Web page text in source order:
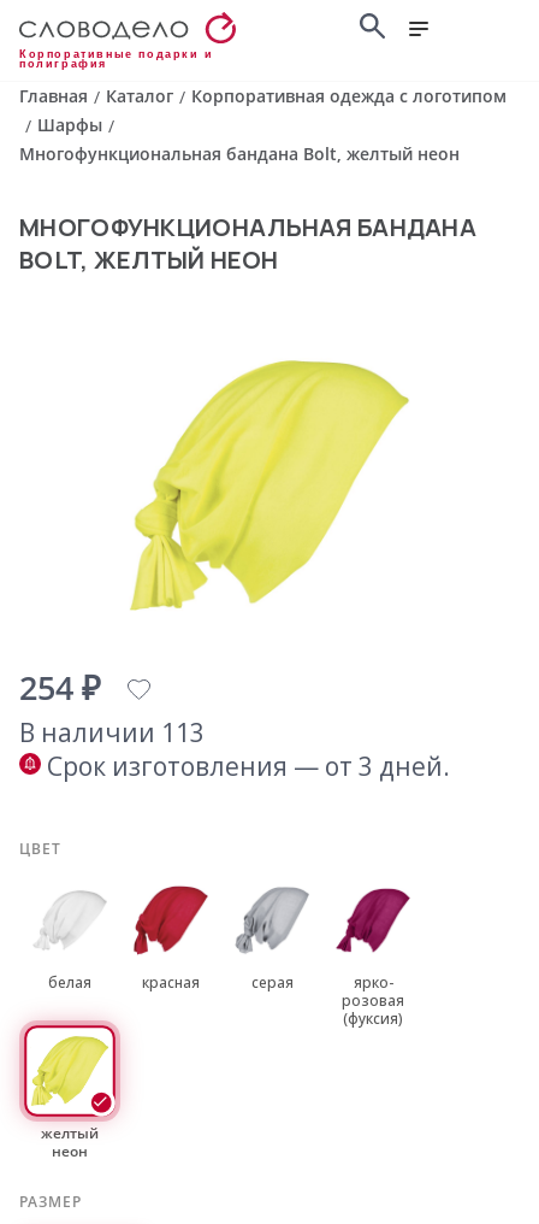
Корпоративные подарки и
полиграфия
Главная / Каталог / Корпоративная одежда с логотипом
/ Шарфы /
Многофункциональная бандана Bolt, желтый неон
МНОГОФУНКЦИОНАЛЬНАЯ БАНДАНА
BOLT, ЖЕЛТЫЙ НЕОН
254 ₽
В наличии 113
Срок изготовления — от 3 дней.
ЦВЕТ
белая красная серая
ярко-
розовая
(фуксия)
желтый
неон
РАЗМЕР